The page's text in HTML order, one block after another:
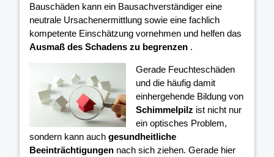
Bauschäden kann ein Bausachverständiger eine
neutrale Ursachenermittlung sowie eine fachlich
kompetente Einschätzung vornehmen und helfen das
Ausmaß des Schadens zu begrenzen .
Gerade Feuchteschäden
und die häufig damit
einhergehende Bildung von
Schimmelpilz ist nicht nur
ein optisches Problem,
sondern kann auch gesundheitliche
Beeinträchtigungen nach sich ziehen. Gerade hier